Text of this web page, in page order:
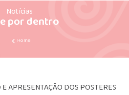
Notícias
por dentro
Home
APRESENTAÇÃO DOS POSTERES